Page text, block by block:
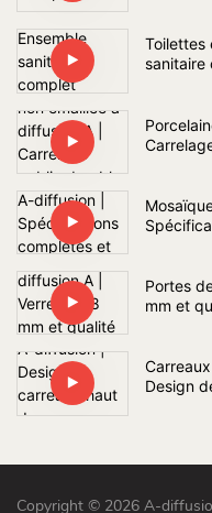
Toilettes
sanitaire
Portes
mm et
Design
Copyright © 2026 A-